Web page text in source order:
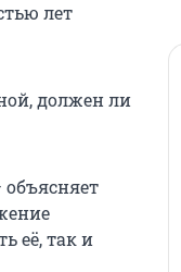
лет
должен ли
объясняет
её, так и